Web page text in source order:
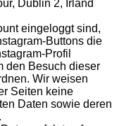
Dublin 2, Irland
eingeloggt sind,
Buttons die
Profil
den Besuch dieser
Wir weisen
Seiten keine
Daten sowie deren